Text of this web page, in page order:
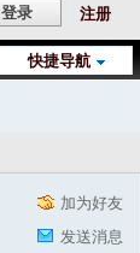
登录 注册
快捷导航
加为好友
发送消息